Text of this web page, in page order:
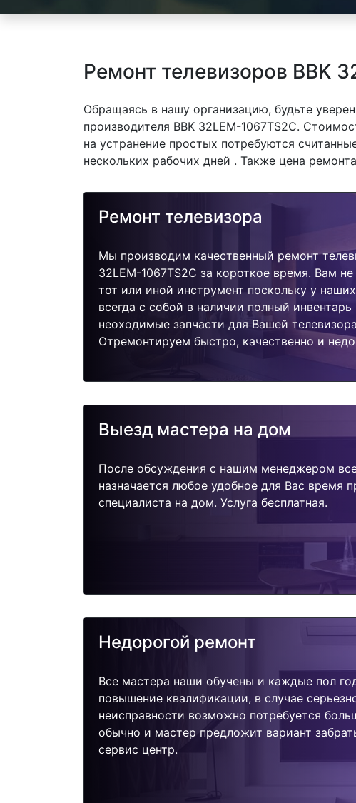
Ремонт телевизоров BBK
Обращаясь в нашу организацию, будьте
производителя BBK 32LEM-1067TS2C.
на устранение простых потребуются
нескольких рабочих дней . Также цена
Ремонт телевизора
Мы производим качественный ремонт
32LEM-1067TS2C за короткое время. Вам
тот или иной инструмент поскольку у
всегда с собой в наличии полный
неоходимые запчасти для Вашей
Отремонтируем быстро, качественно и
Выезд мастера на дом
После обсуждения с нашим менеджером
назначается любое удобное для Вас время
специалиста на дом. Услуга бесплатная.
Недорогой ремонт
Все мастера наши обучены и каждые пол
повышение квалификации, в случае
неисправности возможно потребуется
обычно и мастер предложит вариант
сервис центр.